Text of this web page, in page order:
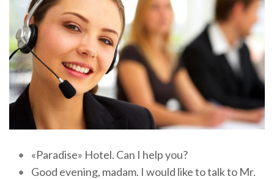
«Paradise» Hotel. Can I help you?
Good evening, madam. I would like to talk to Mr.